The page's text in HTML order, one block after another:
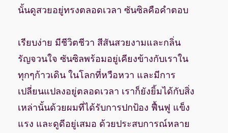
นั้นดูสวยอยู่ทรงตลอดเวลา ซันซิลคือคำตอบ
เรียบง่าย มีชีวิตชีวา สีสันสวยงามและกลิ่น
รัญจวนใจ ซันซิลพร้อมอยู่เคียงข้างกับเราใน
ทุกๆก้าวเดิน ในโลกที่หวือหวา และมีการ
เปลี่ยนแปลงอยู่ตลอดเวลา เราก็ยังยิ้มได้กับสิ่ง
เหล่านั้นด้วยผมที่ได้รับการปกป้อง ฟื้นฟู แข็ง
แรง และดูดีอยู่เสมอ ด้วยประสบการณ์หลาย